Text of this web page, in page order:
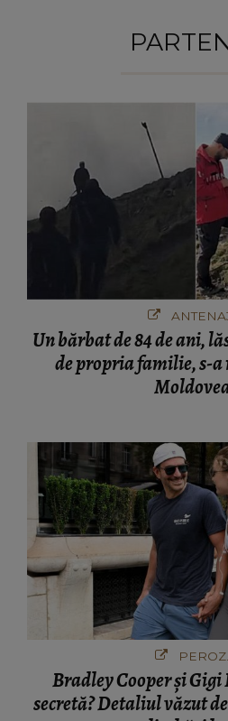
Un bărbat de 84 de ani,
de propria familie, s-
Bradley Cooper și
secretă? Detaliul văzut